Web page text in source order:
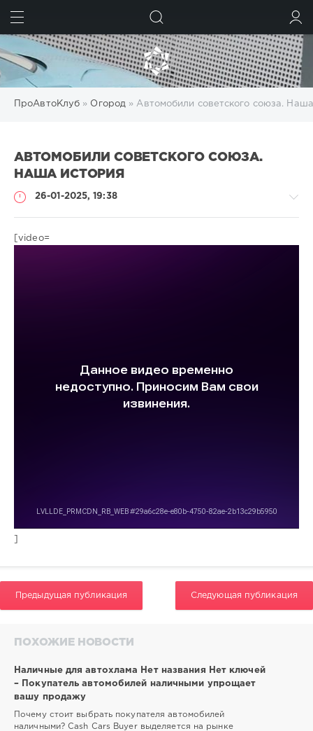
ПроАвтоКлуб » Огород » Автомобили советского союза.
АВТОМОБИЛИ СОВЕТСКОГО СОЮЗА.
НАША ИСТОРИЯ
26-01-2025, 19:38
[video=
Предыдущая публикация Следующая публикация
ПОХОЖИЕ НОВОСТИ
Наличные для автохлама Нет названия Нет ключей
– Покупатель автомобилей наличными упрощает
вашу продажу
Почему стоит выбрать покупателя автомобилей
наличными? Cash Cars Buyer выделяется на рынке